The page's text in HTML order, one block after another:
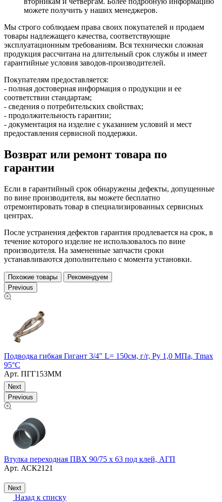
можете получить у наших менеджеров.
Мы строго соблюдаем права своих покупателей и продаем
товары надлежащего качества, соответствующие
эксплуатационным требованиям. Вся технически сложная
продукция рассчитана на длительный срок службы и имеет
гарантийные условия заводов-производителей.
Покупателям предоставляется:
- полная достоверная информация о продукции и ее
соответствии стандартам;
- сведения о потребительских свойствах;
- продолжительность гарантии;
- документация на изделие с указанием условий и мест
предоставления сервисной поддержки.
Возврат или ремонт товара по
гарантии
Если в гарантийный срок обнаружены дефекты, допущенные
по вине производителя, вы можете бесплатно
отремонтировать товар в специализированных сервисных
центрах.
После устранения дефектов гарантия продлевается на срок, в
течение которого изделие не использовалось по вине
производителя. На замененные запчасти сроки
устанавливаются дополнительно с момента установки.
Похожие товары
Рекомендуем
Previous
Подводка гибкая Гигант 3/4" L= 150см, г/г, Ру 1,0 МПа, Тmax
95°С
Арт. ПГГ153ММ
Next
Previous
Втулка переходная ПВХ 90/75 х 63 под клей, АГП
Арт. АСК2121
Next
Назад к списку